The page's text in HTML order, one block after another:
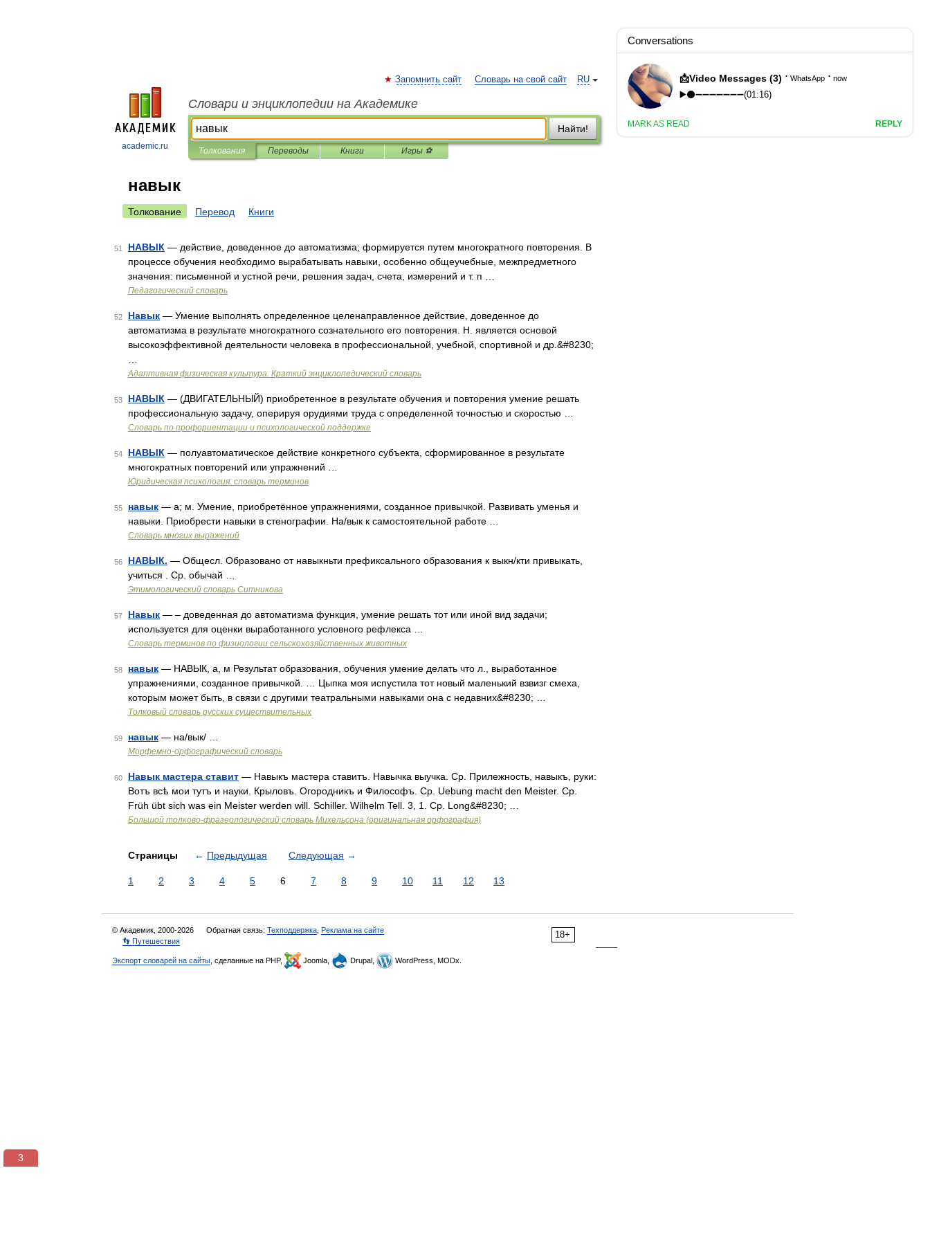
academic.ru
RU
Запомнить сайт Словарь на свой сайт
Словари и энциклопедии на Академике
Найти!
Толкования Переводы Книги Игры ⚽
навык
Толкование Перевод Книги
51 НАВЫК — действие, доведенное до автоматизма; формируется путем многократного повторения. В
процессе обучения необходимо вырабатывать навыки, особенно общеучебные, межпредметного
значения: письменной и устной речи, решения задач, счета, измерений и т. п …
Педагогический словарь
52 Навык — Умение выполнять определенное целенаправленное действие, доведенное до
автоматизма в результате многократного сознательного его повторения. Н. является основой
высокоэффективной деятельности человека в профессиональной, учебной, спортивной и др.&#8230;
Адаптивная физическая культура. Краткий энциклопедический словарь
53 НАВЫК — (ДВИГАТЕЛЬНЫЙ) приобретенное в результате обучения и повторения умение решать
профессиональную задачу, оперируя орудиями труда с определенной точностью и скоростью …
Словарь по профориентации и психологической поддержке
54 НАВЫК — полуавтоматическое действие конкретного субъекта, сформированное в результате
многократных повторений или упражнений …
Юридическая психология: словарь терминов
55 навык — а; м. Умение, приобретённое упражнениями, созданное привычкой. Развивать уменья и
навыки. Приобрести навыки в стенографии. На/вык к самостоятельной работе …
Словарь многих выражений
56 НАВЫК. — Общесл. Образовано от навыкньти префиксального образования к выкн/кти привыкать,
учиться . Ср. обычай …
Этимологический словарь Ситникова
57 Навык — – доведенная до автоматизма функция, умение решать тот или иной вид задачи;
используется для оценки выработанного условного рефлекса …
Словарь терминов по физиологии сельскохозяйственных животных
58 навык — НАВЫК, а, м Результат образования, обучения умение делать что л., выработанное
упражнениями, созданное привычкой. … Цыпка моя испустила тот новый маленький взвизг смеха,
которым может быть, в связи с другими театральными навыками она с недавних&#8230; …
Толковый словарь русских существительных
59 навык — на/вык/ …
Морфемно-орфографический словарь
60 Навык мастера ставит — Навыкъ мастера ставитъ. Навычка выучка. Ср. Прилежность, навыкъ, руки:
Вотъ всѣ мои тутъ и науки. Крыловъ. Огородникъ и Философъ. Ср. Uebung macht den Meister. Ср.
Früh übt sich was ein Meister werden will. Schiller. Wilhelm Tell. 3, 1. Ср. Long&#8230; …
Большой толково-фразеологический словарь Михельсона (оригинальная орфография)
Страницы ← Предыдущая Следующая →
1 2 3 4 5 6 7 8 9 10 11 12 13
18+
© Академик, 2000-2026 Обратная связь: Техподдержка Реклама на сайте
👣 Путешествия
Экспорт словарей на сайты , сделанные на PHP, Joomla, Drupal, WordPress, MODx.
3